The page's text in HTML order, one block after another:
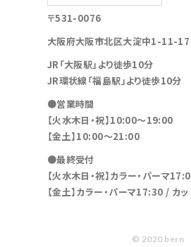
〒531-0076
大阪府大阪市北区大淀中1-11-
JR「大阪駅」より徒歩10分
JR環状線「福島駅」より徒歩10分
●営業時間
【火水木日・祝】10:00～19:00
【金土】10:00〜21:00
●最終受付
【火水木日・祝】カラー・パーマ
【金土】カラー・パーマ17:30 / カ
© 2020 bern